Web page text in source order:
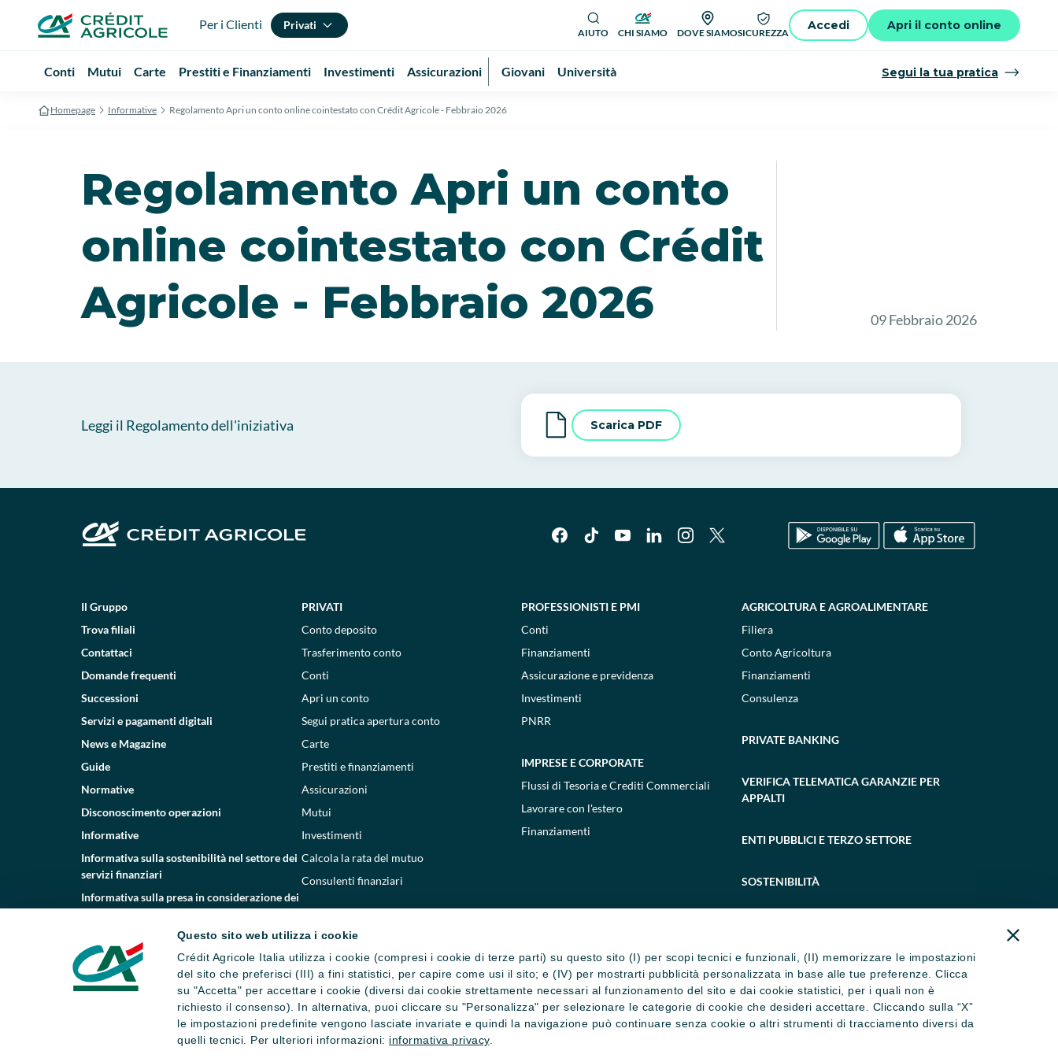
Questo sito web utilizza i cookie
Crédit Agricole Italia utilizza i cookie (compresi i cookie di terze parti) su questo sito (I) per scopi tecnici e funzionali, (II) memorizzare le impostazioni
del sito che preferisci (III) a fini statistici, per capire come usi il sito; e (IV) per mostrarti pubblicità personalizzata in base alle tue preferenze. Clicca
su "Accetta" per accettare i cookie (diversi dai cookie strettamente necessari al funzionamento del sito e dai cookie statistici, per i quali non è
richiesto il consenso). In alternativa, puoi cliccare su "Personalizza" per selezionare le categorie di cookie che desideri accettare. Cliccando sulla “X”
le impostazioni predefinite vengono lasciate invariate e quindi la navigazione può continuare senza cookie o altri strumenti di tracciamento diversi da
quelli tecnici. Per ulteriori informazioni: informativa privacy.
Per i Clienti Privati
AIUTO CHI SIAMO DOVE SIAMOSICUREZZA
Accedi Apri il conto online
Conti Mutui Carte Prestiti e Finanziamenti Investimenti Assicurazioni Giovani Università Segui la tua pratica
Homepage Informative Regolamento Apri un conto online cointestato con Crédit Agricole - Febbraio 2026
Regolamento Apri un conto
online cointestato con Crédit
Agricole - Febbraio 2026
09 Febbraio 2026
Leggi il Regolamento dell'iniziativa Scarica PDF
Il Gruppo
Trova filiali
Contattaci
Domande frequenti
Successioni
Servizi e pagamenti digitali
News e Magazine
Guide
Normative
Disconoscimento operazioni
Informative
Informativa sulla sostenibilità nel settore dei
servizi finanziari
Informativa sulla presa in considerazione dei
Whistleblowing
PRIVATI
Conto deposito
Trasferimento conto
Conti
Apri un conto
Segui pratica apertura conto
Carte
Prestiti e finanziamenti
Assicurazioni
Mutui
Investimenti
Calcola la rata del mutuo
Consulenti finanziari
PROFESSIONISTI E PMI
Conti
Finanziamenti
Assicurazione e previdenza
Investimenti
PNRR
IMPRESE E CORPORATE
Flussi di Tesoria e Crediti Commerciali
Lavorare con l'estero
Finanziamenti
AGRICOLTURA E AGROALIMENTARE
Filiera
Conto Agricoltura
Finanziamenti
Consulenza
PRIVATE BANKING
VERIFICA TELEMATICA GARANZIE PER
APPALTI
ENTI PUBBLICI E TERZO SETTORE
SOSTENIBILITÀ
Dati societari Note legaliImpostazione cookiePrivacy e cookie policy